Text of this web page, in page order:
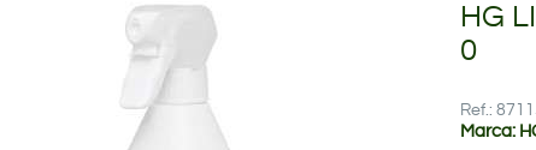
HG
0
Ref.:
Marca: